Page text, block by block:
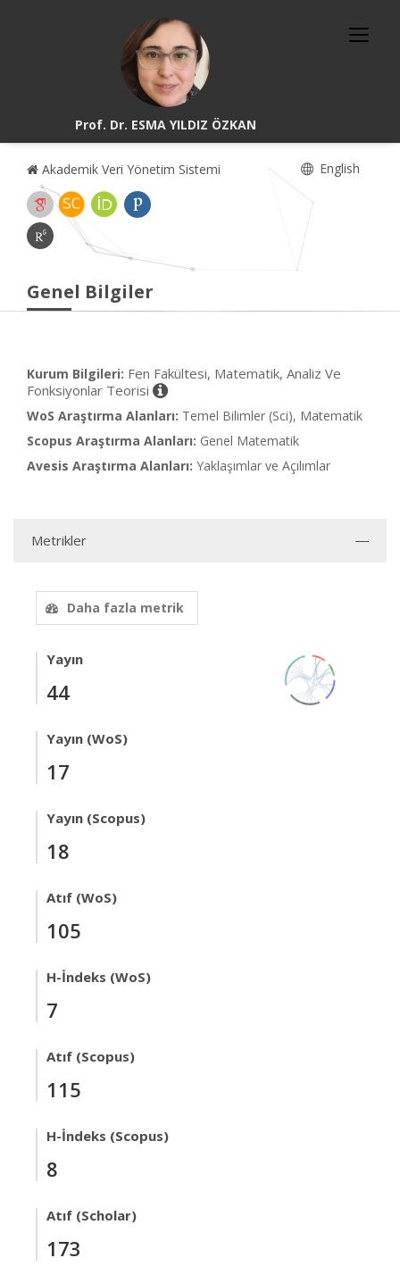
Prof. Dr. ESMA YILDIZ ÖZKAN
Akademik Veri Yönetim Sistemi English
Genel Bilgiler
Kurum Bilgileri: Fen Fakültesi, Matematik, Analiz Ve
Fonksiyonlar Teorisi
WoS Araştırma Alanları: Temel Bilimler (Sci), Matematik
Scopus Araştırma Alanları: Genel Matematik
Avesis Araştırma Alanları: Yaklaşımlar ve Açılımlar
Metrikler
Daha fazla metrik
Yayın
44
Yayın (WoS)
17
Yayın (Scopus)
18
Atıf (WoS)
105
H-İndeks (WoS)
7
Atıf (Scopus)
115
H-İndeks (Scopus)
8
Atıf (Scholar)
173